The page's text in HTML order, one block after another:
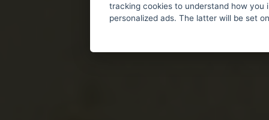
tracking cookies to understand how
personalized ads. The latter will be set